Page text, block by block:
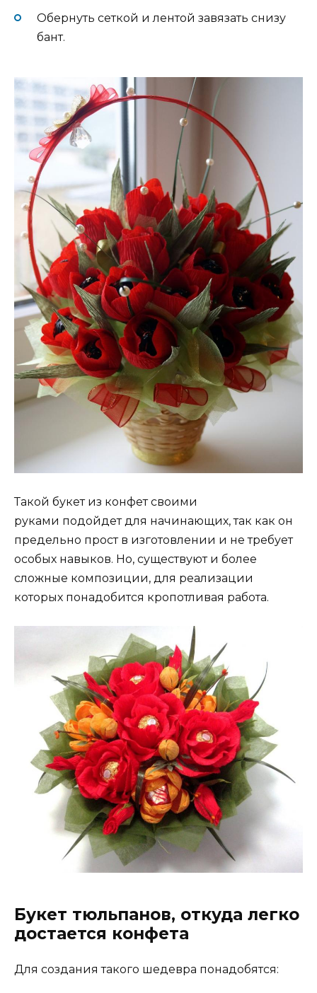
Обернуть сеткой и лентой завязать снизу
бант.
Такой букет из конфет своими
руками подойдет для начинающих, так как он
предельно прост в изготовлении и не требует
особых навыков. Но, существуют и более
сложные композиции, для реализации
которых понадобится кропотливая работа.
Букет тюльпанов, откуда легко
достается конфета
Для создания такого шедевра понадобятся: